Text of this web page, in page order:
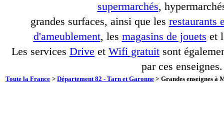
supermarchés,
grandes surfaces, ainsi que les restaurants
d'ameublement, les magasins de jouets et
Les services Drive et Wifi gratuit sont
par ces enseignes.
Toute la France > Département 82 - Tarn et Garonne > Grandes enseignes à